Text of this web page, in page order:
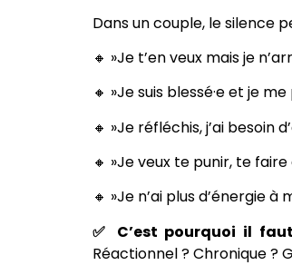
Dans un couple, le silence
🔸 »Je t’en veux mais je
🔸 »Je suis blessé·e et je
🔸 »Je réfléchis, j’ai besoin
🔸 »Je veux te punir, te
🔸 »Je n’ai plus d’énergie
✅ C’est pourquoi il
Réactionnel ? Chronique ?